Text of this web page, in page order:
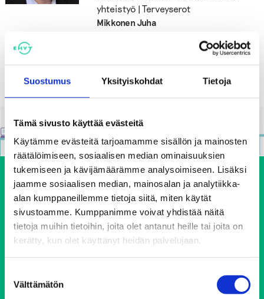
Suostumus Yksityiskohdat Tietoja
Tämä sivusto käyttää evästeitä
Käytämme evästeitä tarjoamamme sisällön ja mainosten
räätälöimiseen, sosiaalisen median ominaisuuksien
tukemiseen ja kävijämäärämme analysoimiseen. Lisäksi
jaamme sosiaalisen median, mainosalan ja analytiikka-
alan kumppaneillemme tietoja siitä, miten käytät
sivustoamme. Kumppanimme voivat yhdistää näitä
tietoja muihin tietoihin, joita olet antanut heille tai joita on
kerätty, kun olet käyttänyt heidän palvelujaan.
valinta
Välttämätön
yhteistyö | Terveyserot
Mikkonen Juha
Ehkäisevä päihdetyö EHYT ry